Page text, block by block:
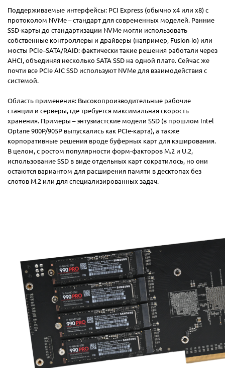
Поддерживаемые интерфейсы: PCI Express (обычно x4 или x8) с
протоколом NVMe – стандарт для современных моделей. Ранние
SSD-карты до стандартизации NVMe могли использовать
собственные контроллеры и драйверы (например, Fusion-io) или
мосты PCIe–SATA/RAID: фактически такие решения работали через
AHCI, объединяя несколько SATA SSD на одной плате. Сейчас же
почти все PCIe AIC SSD используют NVMe для взаимодействия с
системой.
Область применения: Высокопроизводительные рабочие
станции и серверы, где требуется максимальная скорость
хранения. Примеры – энтузиастские модели SSD (в прошлом Intel
Optane 900P/905P выпускались как PCIe-карта), а также
корпоративные решения вроде буферных карт для кэширования.
В целом, с ростом популярности форм-факторов M.2 и U.2,
использование SSD в виде отдельных карт сократилось, но они
остаются вариантом для расширения памяти в десктопах без
слотов M.2 или для специализированных задач.